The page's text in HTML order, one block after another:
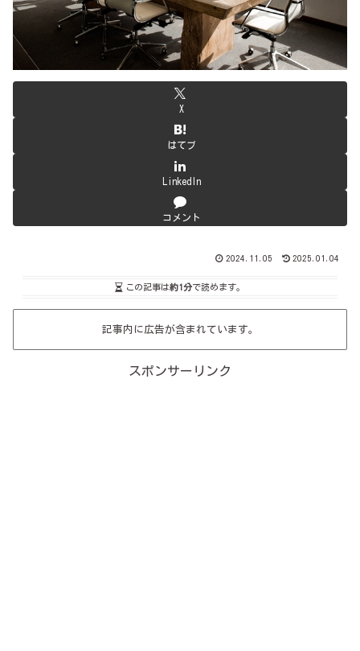
X
はてブ
LinkedIn
コメント
2024.11.05 2025.01.04
この記事は約1分で読めます。
記事内に広告が含まれています。
スポンサーリンク